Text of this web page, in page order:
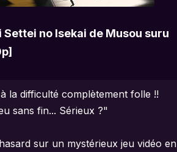
no Isekai de Musou suru
la difficulté complètement folle !!
sans fin... Sérieux ?"
sur un mystérieux jeu vidéo en